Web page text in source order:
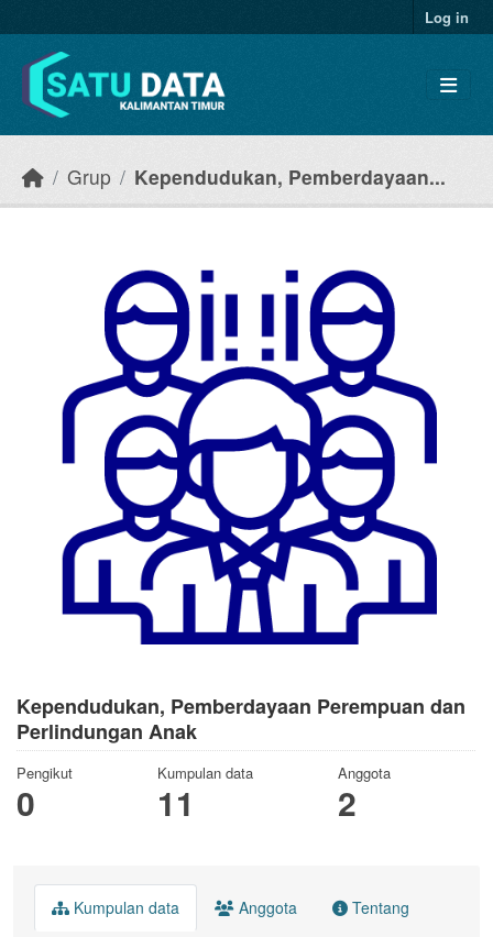
Log in
Grup Kependudukan, Pemberdayaan...
Kependudukan, Pemberdayaan Perempuan dan
Perlindungan Anak
Pengikut
0
Kumpulan data
11
Anggota
2
Kumpulan data Anggota Tentang